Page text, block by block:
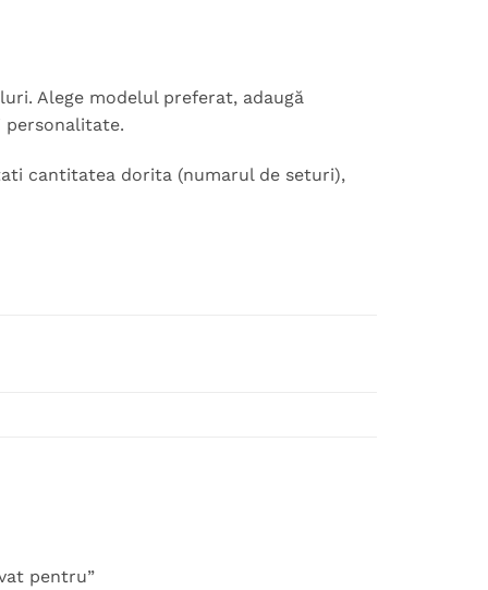
Alege modelul preferat, adaugă
personalitate.
cantitatea dorita (numarul de seturi),
pentru”